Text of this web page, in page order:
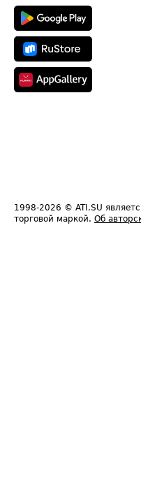
1998-2026 © ATI.SU
торговой маркой. Об